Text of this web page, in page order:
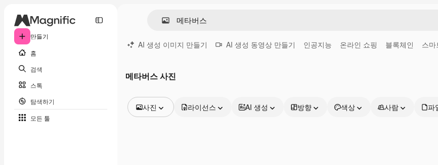
만들기
홈
검색
스톡
탐색하기
모든 툴
AI 생성 이미지 만들기 AI 생성 동영상 만들기 인공지능 온라인 쇼핑 블록체인 스마
메타버스 사진
사진 라이선스 AI 생성 방향 색상 사람 파